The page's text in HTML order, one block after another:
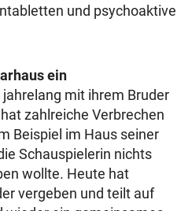
und psychoaktive
ein
mit ihrem Bruder
zahlreiche Verbrechen
Beispiel im Haus seiner
Schauspielerin nichts
wollte. Heute hat
vergeben und teilt auf